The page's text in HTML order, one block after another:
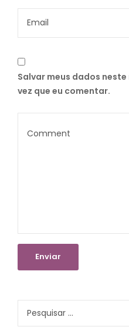
Salvar meus dados
vez que eu comentar.